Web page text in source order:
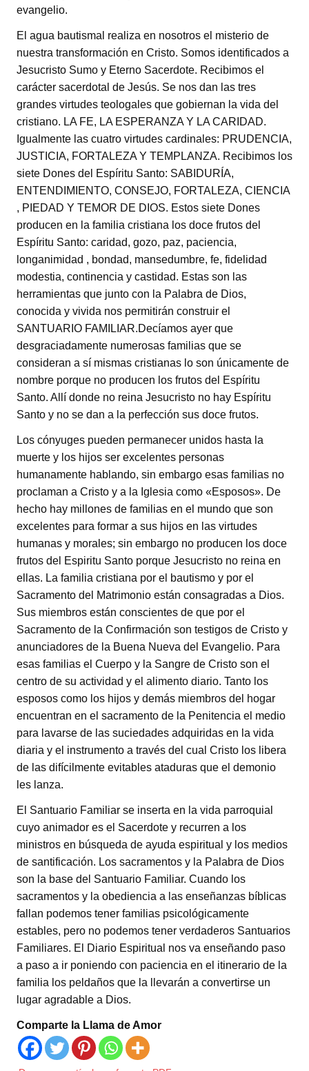
evangelio.
El agua bautismal realiza en nosotros el misterio de
nuestra transformación en Cristo. Somos identificados a
Jesucristo Sumo y Eterno Sacerdote. Recibimos el
carácter sacerdotal de Jesús. Se nos dan las tres
grandes virtudes teologales que gobiernan la vida del
cristiano. LA FE, LA ESPERANZA Y LA CARIDAD.
Igualmente las cuatro virtudes cardinales: PRUDENCIA,
JUSTICIA, FORTALEZA Y TEMPLANZA. Recibimos los
siete Dones del Espíritu Santo: SABIDURÍA,
ENTENDIMIENTO, CONSEJO, FORTALEZA, CIENCIA
, PIEDAD Y TEMOR DE DIOS. Estos siete Dones
producen en la familia cristiana los doce frutos del
Espíritu Santo: caridad, gozo, paz, paciencia,
longanimidad , bondad, mansedumbre, fe, fidelidad
modestia, continencia y castidad. Estas son las
herramientas que junto con la Palabra de Dios,
conocida y vivida nos permitirán construir el
SANTUARIO FAMILIAR.Decíamos ayer que
desgraciadamente numerosas familias que se
consideran a sí mismas cristianas lo son únicamente de
nombre porque no producen los frutos del Espíritu
Santo. Allí donde no reina Jesucristo no hay Espíritu
Santo y no se dan a la perfección sus doce frutos.
Los cónyuges pueden permanecer unidos hasta la
muerte y los hijos ser excelentes personas
humanamente hablando, sin embargo esas familias no
proclaman a Cristo y a la Iglesia como «Esposos». De
hecho hay millones de familias en el mundo que son
excelentes para formar a sus hijos en las virtudes
humanas y morales; sin embargo no producen los doce
frutos del Espiritu Santo porque Jesucristo no reina en
ellas. La familia cristiana por el bautismo y por el
Sacramento del Matrimonio están consagradas a Dios.
Sus miembros están conscientes de que por el
Sacramento de la Confirmación son testigos de Cristo y
anunciadores de la Buena Nueva del Evangelio. Para
esas familias el Cuerpo y la Sangre de Cristo son el
centro de su actividad y el alimento diario. Tanto los
esposos como los hijos y demás miembros del hogar
encuentran en el sacramento de la Penitencia el medio
para lavarse de las suciedades adquiridas en la vida
diaria y el instrumento a través del cual Cristo los libera
de las difícilmente evitables ataduras que el demonio
les lanza.
El Santuario Familiar se inserta en la vida parroquial
cuyo animador es el Sacerdote y recurren a los
ministros en búsqueda de ayuda espiritual y los medios
de santificación. Los sacramentos y la Palabra de Dios
son la base del Santuario Familiar. Cuando los
sacramentos y la obediencia a las enseñanzas bíblicas
fallan podemos tener familias psicológicamente
estables, pero no podemos tener verdaderos Santuarios
Familiares. El Diario Espiritual nos va enseñando paso
a paso a ir poniendo con paciencia en el itinerario de la
familia los peldaños que la llevarán a convertirse un
lugar agradable a Dios.
Comparte la Llama de Amor